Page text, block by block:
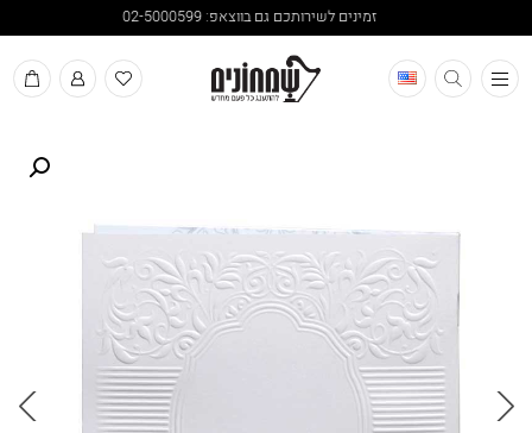
זמינים לשירותכם גם בווצאפ: 02-5000599
תפריט